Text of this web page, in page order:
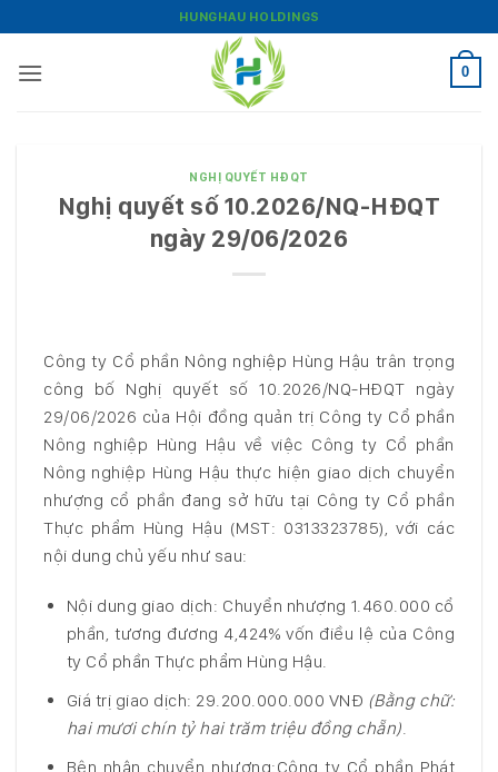
qua
nội
HUNGHAU HOLDINGS
0
NGHỊ QUYẾT HĐQT
Nghị quyết số 10.2026/NQ-HĐQT
ngày 29/06/2026
Công ty Cổ phần Nông nghiệp Hùng Hậu trân trọng
công bố Nghị quyết số 10.2026/NQ-HĐQT ngày
29/06/2026 của Hội đồng quản trị Công ty Cổ phần
Nông nghiệp Hùng Hậu về việc Công ty Cổ phần
Nông nghiệp Hùng Hậu thực hiện giao dịch chuyển
nhượng cổ phần đang sở hữu tại Công ty Cổ phần
Thực phẩm Hùng Hậu (MST: 0313323785), với các
nội dung chủ yếu như sau:
Nội dung giao dịch: Chuyển nhượng 1.460.000 cổ
phần, tương đương 4,424% vốn điều lệ của Công
ty Cổ phần Thực phẩm Hùng Hậu.
Giá trị giao dịch: 29.200.000.000 VNĐ (Bằng chữ:
hai mươi chín tỷ hai trăm triệu đồng chẵn).
Bên nhận chuyển nhượng:Công ty Cổ phần Phát